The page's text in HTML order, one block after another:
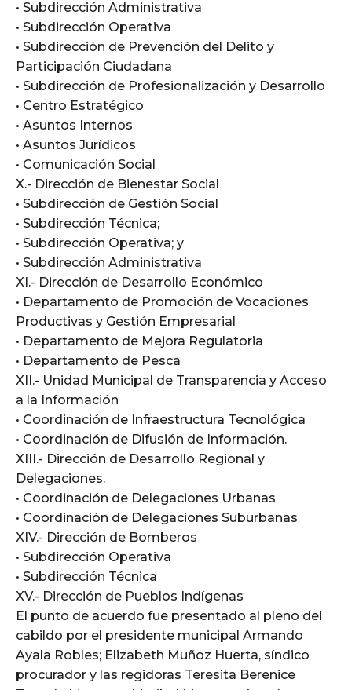
• Subdirección Administrativa
• Subdirección Operativa
• Subdirección de Prevención del Delito y
Participación Ciudadana
• Subdirección de Profesionalización y Desarrollo
• Centro Estratégico
• Asuntos Internos
• Asuntos Jurídicos
• Comunicación Social
X.- Dirección de Bienestar Social
• Subdirección de Gestión Social
• Subdirección Técnica;
• Subdirección Operativa; y
• Subdirección Administrativa
XI.- Dirección de Desarrollo Económico
• Departamento de Promoción de Vocaciones
Productivas y Gestión Empresarial
• Departamento de Mejora Regulatoria
• Departamento de Pesca
XII.- Unidad Municipal de Transparencia y Acceso
a la Información
• Coordinación de Infraestructura Tecnológica
• Coordinación de Difusión de Información.
XIII.- Dirección de Desarrollo Regional y
Delegaciones.
• Coordinación de Delegaciones Urbanas
• Coordinación de Delegaciones Suburbanas
XIV.- Dirección de Bomberos
• Subdirección Operativa
• Subdirección Técnica
XV.- Dirección de Pueblos Indígenas
El punto de acuerdo fue presentado al pleno del
cabildo por el presidente municipal Armando
Ayala Robles; Elizabeth Muñoz Huerta, síndico
procurador y las regidoras Teresita Berenice